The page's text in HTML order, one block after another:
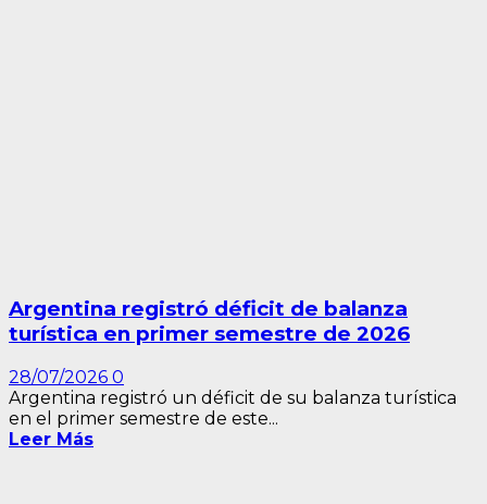
Argentina registró déficit de balanza
turística en primer semestre de 2026
28/07/2026 0
Argentina registró un déficit de su balanza turística
en el primer semestre de este...
Leer Más